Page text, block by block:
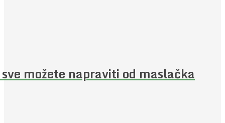
možete napraviti od maslačka